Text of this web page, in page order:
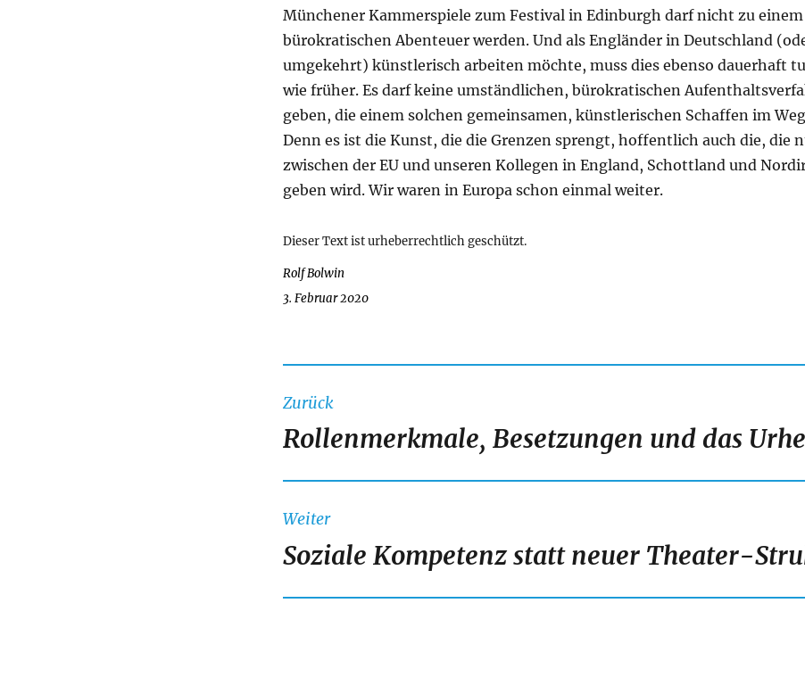
Münchener Kammerspiele zum Festival in Edinburgh darf nicht zu einem
bürokratischen Abenteuer werden. Und als Engländer in Deutschland
umgekehrt) künstlerisch arbeiten möchte, muss dies ebenso dauerhaft
wie früher. Es darf keine umständlichen, bürokratischen
geben, die einem solchen gemeinsamen, künstlerischen Schaffen im
Denn es ist die Kunst, die die Grenzen sprengt, hoffentlich auch die, die
zwischen der EU und unseren Kollegen in England, Schottland und
geben wird. Wir waren in Europa schon einmal weiter.
Dieser Text ist urheberrechtlich geschützt.
Autor
Rolf Bolwin
Veröffentlicht
3. Februar 2020
Zurück
Vorheriger
Rollenmerkmale, Besetzungen und das
Weiter
Nächster
Soziale Kompetenz statt neuer Theater-